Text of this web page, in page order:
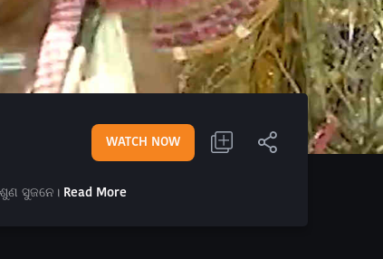
WATCH NOW
ସୁଜନେ। Read More